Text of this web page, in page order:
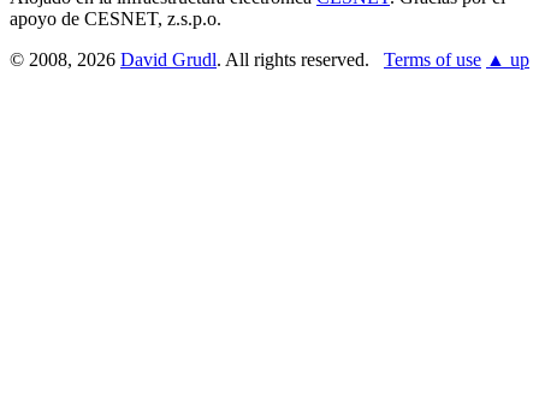
apoyo de CESNET, z.s.p.o.
© 2008, 2026 David Grudl. All rights reserved. Terms of use ▲ up